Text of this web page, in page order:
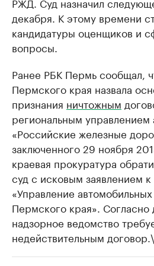
декабря. К этому времени
кандидатуры оценщиков и
вопросы.
Ранее РБК Пермь сообщал,
Пермского края назвала
признания ничтожным
региональным
«Российские железные
заключенного 29 ноября
краевая прокуратура
суд с исковым заявлением
«Управление
Пермского края». Согласно
надзорное ведомство
недействительным договор.\